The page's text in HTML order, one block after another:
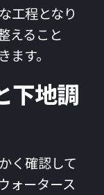
工程となり
えること
す。
下地調
く確認して
ォータース